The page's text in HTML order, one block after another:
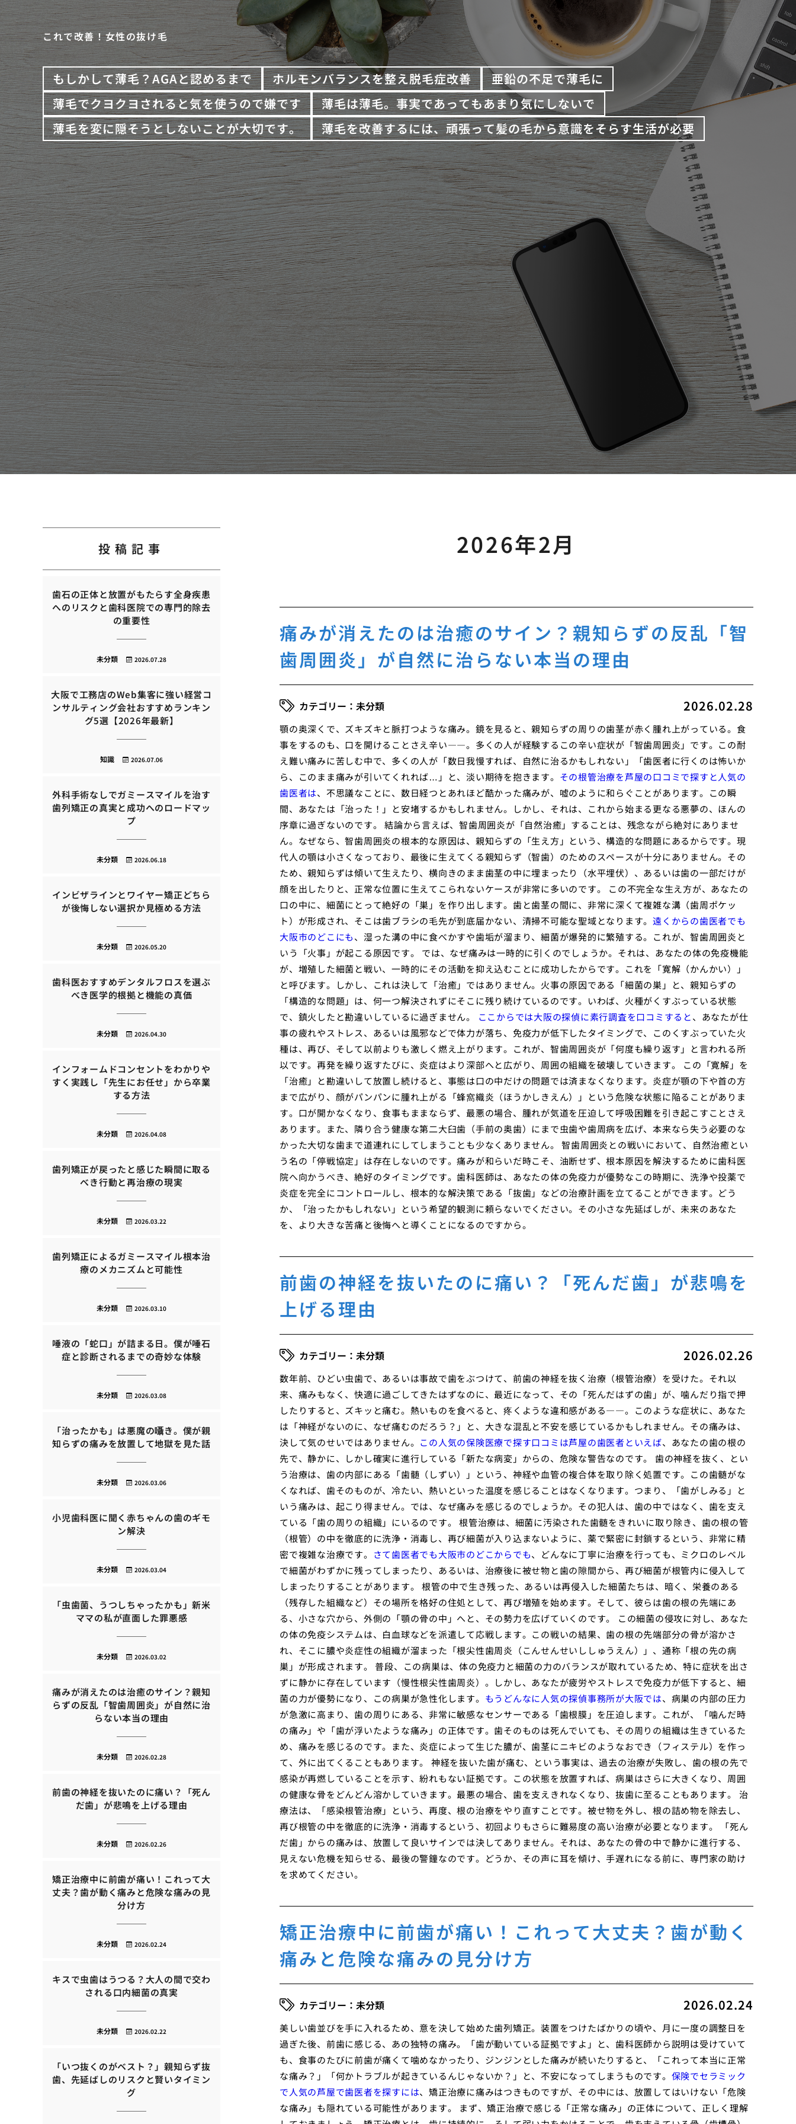
これで改善！女性の抜け毛
もしかして薄毛？AGAと認めるまで ホルモンバランスを整え脱毛症改善
亜鉛の不足で薄毛に
薄毛でクヨクヨされると気を使うので嫌です
薄毛は薄毛。事実であってもあまり気にしないで
薄毛を変に隠そうとしないことが大切です。
薄毛を改善するには、頑張って髪の毛から意識をそらす生活が必要
2026年2月
痛みが消えたのは治癒のサイン？親知らずの反乱「智
歯周囲炎」が自然に治らない本当の理由
2026.02.28
未分類
顎の奥深くで、ズキズキと脈打つような痛み。鏡を見ると、親知らずの周りの歯茎が赤く腫れ上がっている。食
事をするのも、口を開けることさえ辛い――。多くの人が経験するこの辛い症状が「智歯周囲炎」です。この耐
え難い痛みに苦しむ中で、多くの人が「数日我慢すれば、自然に治るかもしれない」「歯医者に行くのは怖いか
ら、このまま痛みが引いてくれれば…」と、淡い期待を抱きます。 その根管治療を芦屋の口コミで探すと人気の
歯医者は、不思議なことに、数日経つとあれほど酷かった痛みが、嘘のように和らぐことがあります。この瞬
間、あなたは「治った！」と安堵するかもしれません。しかし、それは、これから始まる更なる悪夢の、ほんの
序章に過ぎないのです。 結論から言えば、智歯周囲炎が「自然治癒」することは、残念ながら絶対にありませ
ん。なぜなら、智歯周囲炎の根本的な原因は、親知らずの「生え方」という、構造的な問題にあるからです。現
代人の顎は小さくなっており、最後に生えてくる親知らず（智歯）のためのスペースが十分にありません。その
ため、親知らずは傾いて生えたり、横向きのまま歯茎の中に埋まったり（水平埋伏）、あるいは歯の一部だけが
顔を出したりと、正常な位置に生えてこられないケースが非常に多いのです。 この不完全な生え方が、あなたの
口の中に、細菌にとって絶好の「巣」を作り出します。歯と歯茎の間に、非常に深くて複雑な溝（歯周ポケッ
ト）が形成され、そこは歯ブラシの毛先が到底届かない、清掃不可能な聖域となります。 遠くからの歯医者でも
大阪市のどこにも、湿った溝の中に食べかすや歯垢が溜まり、細菌が爆発的に繁殖する。これが、智歯周囲炎と
いう「火事」が起こる原因です。 では、なぜ痛みは一時的に引くのでしょうか。それは、あなたの体の免疫機能
が、増殖した細菌と戦い、一時的にその活動を抑え込むことに成功したからです。これを「寛解（かんかい）」
と呼びます。しかし、これは決して「治癒」ではありません。火事の原因である「細菌の巣」と、親知らずの
「構造的な問題」は、何一つ解決されずにそこに残り続けているのです。いわば、火種がくすぶっている状態
で、鎮火したと勘違いしているに過ぎません。
ここからでは大阪の探偵に素行調査を口コミすると、あなたが仕
事の疲れやストレス、あるいは風邪などで体力が落ち、免疫力が低下したタイミングで、このくすぶっていた火
種は、再び、そして以前よりも激しく燃え上がります。これが、智歯周囲炎が「何度も繰り返す」と言われる所
以です。再発を繰り返すたびに、炎症はより深部へと広がり、周囲の組織を破壊していきます。 この「寛解」を
「治癒」と勘違いして放置し続けると、事態は口の中だけの問題では済まなくなります。炎症が顎の下や首の方
まで広がり、顔がパンパンに腫れ上がる「蜂窩織炎（ほうかしきえん）」という危険な状態に陥ることがありま
す。口が開かなくなり、食事もままならず、最悪の場合、腫れが気道を圧迫して呼吸困難を引き起こすことさえ
あります。また、隣り合う健康な第二大臼歯（手前の奥歯）にまで虫歯や歯周病を広げ、本来なら失う必要のな
かった大切な歯まで道連れにしてしまうことも少なくありません。 智歯周囲炎との戦いにおいて、自然治癒とい
う名の「停戦協定」は存在しないのです。痛みが和らいだ時こそ、油断せず、根本原因を解決するために歯科医
院へ向かうべき、絶好のタイミングです。歯科医師は、あなたの体の免疫力が優勢なこの時期に、洗浄や投薬で
炎症を完全にコントロールし、根本的な解決策である「抜歯」などの治療計画を立てることができます。どう
か、「治ったかもしれない」という希望的観測に頼らないでください。その小さな先延ばしが、未来のあなた
を、より大きな苦痛と後悔へと導くことになるのですから。
前歯の神経を抜いたのに痛い？「死んだ歯」が悲鳴を
上げる理由
2026.02.26
未分類
数年前、ひどい虫歯で、あるいは事故で歯をぶつけて、前歯の神経を抜く治療（根管治療）を受けた。それ以
来、痛みもなく、快適に過ごしてきたはずなのに、最近になって、その「死んだはずの歯」が、噛んだり指で押
したりすると、ズキッと痛む。熱いものを食べると、疼くような違和感がある――。このような症状に、あなた
は「神経がないのに、なぜ痛むのだろう？」と、大きな混乱と不安を感じているかもしれません。その痛みは、
決して気のせいではありません。 この人気の保険医療で探す口コミは芦屋の歯医者といえば、あなたの歯の根の
先で、静かに、しかし確実に進行している「新たな病変」からの、危険な警告なのです。 歯の神経を抜く、とい
う治療は、歯の内部にある「歯髄（しずい）」という、神経や血管の複合体を取り除く処置です。この歯髄がな
くなれば、歯そのものが、冷たい、熱いといった温度を感じることはなくなります。つまり、「歯がしみる」と
いう痛みは、起こり得ません。では、なぜ痛みを感じるのでしょうか。その犯人は、歯の中ではなく、歯を支え
ている「歯の周りの組織」にいるのです。 根管治療は、細菌に汚染された歯髄をきれいに取り除き、歯の根の管
（根管）の中を徹底的に洗浄・消毒し、再び細菌が入り込まないように、薬で緊密に封鎖するという、非常に精
密で複雑な治療です。 さて歯医者でも大阪市のどこからでも、どんなに丁寧に治療を行っても、ミクロのレベル
で細菌がわずかに残ってしまったり、あるいは、治療後に被せ物と歯の隙間から、再び細菌が根管内に侵入して
しまったりすることがあります。 根管の中で生き残った、あるいは再侵入した細菌たちは、暗く、栄養のある
（残存した組織など）その場所を格好の住処として、再び増殖を始めます。そして、彼らは歯の根の先端にあ
る、小さな穴から、外側の「顎の骨の中」へと、その勢力を広げていくのです。 この細菌の侵攻に対し、あなた
の体の免疫システムは、白血球などを派遣して応戦します。この戦いの結果、歯の根の先端部分の骨が溶かさ
れ、そこに膿や炎症性の組織が溜まった「根尖性歯周炎（こんせんせいししゅうえん）」、通称「根の先の病
巣」が形成されます。 普段、この病巣は、体の免疫力と細菌の力のバランスが取れているため、特に症状を出さ
ずに静かに存在しています（慢性根尖性歯周炎）。しかし、あなたが疲労やストレスで免疫力が低下すると、細
菌の力が優勢になり、この病巣が急性化します。 もうどんなに人気の探偵事務所が大阪では、病巣の内部の圧力
が急激に高まり、歯の周りにある、非常に敏感なセンサーである「歯根膜」を圧迫します。これが、「噛んだ時
の痛み」や「歯が浮いたような痛み」の正体です。歯そのものは死んでいても、その周りの組織は生きているた
め、痛みを感じるのです。また、炎症によって生じた膿が、歯茎にニキビのようなおでき（フィステル）を作っ
て、外に出てくることもあります。 神経を抜いた歯が痛む、という事実は、過去の治療が失敗し、歯の根の先で
感染が再燃していることを示す、紛れもない証拠です。この状態を放置すれば、病巣はさらに大きくなり、周囲
の健康な骨をどんどん溶かしていきます。最悪の場合、歯を支えきれなくなり、抜歯に至ることもあります。 治
療法は、「感染根管治療」という、再度、根の治療をやり直すことです。被せ物を外し、根の詰め物を除去し、
再び根管の中を徹底的に洗浄・消毒するという、初回よりもさらに難易度の高い治療が必要となります。 「死ん
だ歯」からの痛みは、放置して良いサインでは決してありません。それは、あなたの骨の中で静かに進行する、
見えない危機を知らせる、最後の警鐘なのです。どうか、その声に耳を傾け、手遅れになる前に、専門家の助け
を求めてください。
矯正治療中に前歯が痛い！これって大丈夫？歯が動く
痛みと危険な痛みの見分け方
2026.02.24
未分類
美しい歯並びを手に入れるため、意を決して始めた歯列矯正。装置をつけたばかりの頃や、月に一度の調整日を
過ぎた後、前歯に感じる、あの独特の痛み。「歯が動いている証拠ですよ」と、歯科医師から説明は受けていて
も、食事のたびに前歯が痛くて噛めなかったり、ジンジンとした痛みが続いたりすると、「これって本当に正常
な痛み？」「何かトラブルが起きているんじゃないか？」と、不安になってしまうものです。 保険でセラミック
で人気の芦屋で歯医者を探すには、矯正治療に痛みはつきものですが、その中には、放置してはいけない「危険
な痛み」も隠れている可能性があります。 まず、矯正治療で感じる「正常な痛み」の正体について、正しく理解
投稿記事
歯石の正体と放置がもたらす全身疾患
へのリスクと歯科医院での専門的除去
の重要性
2026.07.28
未分類
大阪で工務店のWeb集客に強い経営コ
ンサルティング会社おすすめランキン
グ5選【2026年最新】
2026.07.06
知識
外科手術なしでガミースマイルを治す
歯列矯正の真実と成功へのロードマッ
プ
2026.06.18
未分類
インビザラインとワイヤー矯正どちら
が後悔しない選択か見極める方法
2026.05.20
未分類
歯科医おすすめデンタルフロスを選ぶ
べき医学的根拠と機能の真価
2026.04.30
未分類
インフォームドコンセントをわかりや
すく実践し「先生にお任せ」から卒業
する方法
2026.04.08
未分類
歯列矯正が戻ったと感じた瞬間に取る
べき行動と再治療の現実
2026.03.22
未分類
歯列矯正によるガミースマイル根本治
療のメカニズムと可能性
2026.03.10
未分類
唾液の「蛇口」が詰まる日。僕が唾石
症と診断されるまでの奇妙な体験
2026.03.08
未分類
「治ったかも」は悪魔の囁き。僕が親
知らずの痛みを放置して地獄を見た話
2026.03.06
未分類
小児歯科医に聞く赤ちゃんの歯のギモ
ン解決
2026.03.04
未分類
「虫歯菌、うつしちゃったかも」新米
ママの私が直面した罪悪感
2026.03.02
未分類
痛みが消えたのは治癒のサイン？親知
らずの反乱「智歯周囲炎」が自然に治
らない本当の理由
2026.02.28
未分類
前歯の神経を抜いたのに痛い？「死ん
だ歯」が悲鳴を上げる理由
2026.02.26
未分類
矯正治療中に前歯が痛い！これって大
丈夫？歯が動く痛みと危険な痛みの見
分け方
2026.02.24
未分類
キスで虫歯はうつる？大人の間で交わ
される口内細菌の真実
2026.02.22
未分類
「いつ抜くのがベスト？」親知らず抜
歯、先延ばしのリスクと賢いタイミン
グ